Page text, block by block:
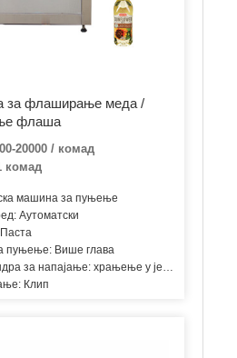
за флаширање меда /
флаша
20000 / комад
комад
машина за пуњење
Аутоматски
пуњење: Више глава
за напајање: храњење у једној соби
Клип